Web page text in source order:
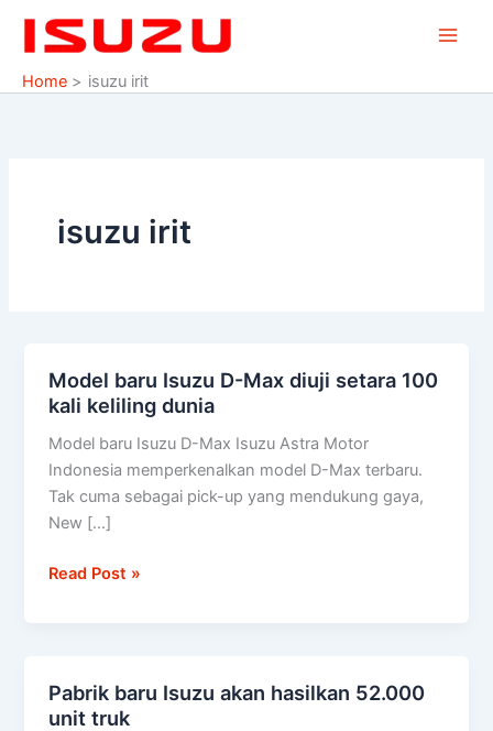
Home
isuzu irit
isuzu irit
Model baru Isuzu D-Max diuji setara 100
kali keliling dunia
Model baru Isuzu D-Max Isuzu Astra Motor
Indonesia memperkenalkan model D-Max terbaru.
Tak cuma sebagai pick-up yang mendukung gaya,
New […]
Model
baru
Isuzu
D-
Max
diuji
100
Read Post »
Pabrik baru Isuzu akan hasilkan 52.000
unit truk
Pabrik
baru